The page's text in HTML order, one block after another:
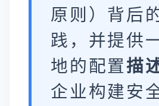
原则）背后
践，并提供
地的配置描
企业构建安